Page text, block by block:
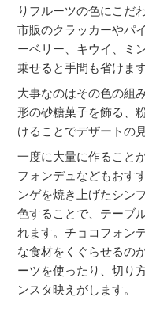
りフルーツの色にこだ
市販のクラッカーやパ
ーベリー、キウイ、ミ
乗せると手間も省けます
大事なのはその色の組
形の砂糖菓子を飾る、
けることでデザートの
一度に大量に作ること
フォンデュなどもおす
ンゲを焼き上げたシン
色することで、テーブ
れます。チョコフォン
な食材をくぐらせるの
ーツを使ったり、切り
ンスタ映えがします。